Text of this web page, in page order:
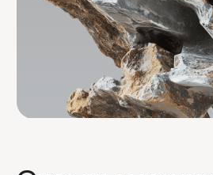
Мы самостоятельно исследуем рынок,
пишем текст, делаем дизайн, вёрстку
и визуализацию (Ai), настраиваем SEO — от
вас нужно только ответить на наши
вопросы и согласовать промежуточные
экспертность и профессиональный